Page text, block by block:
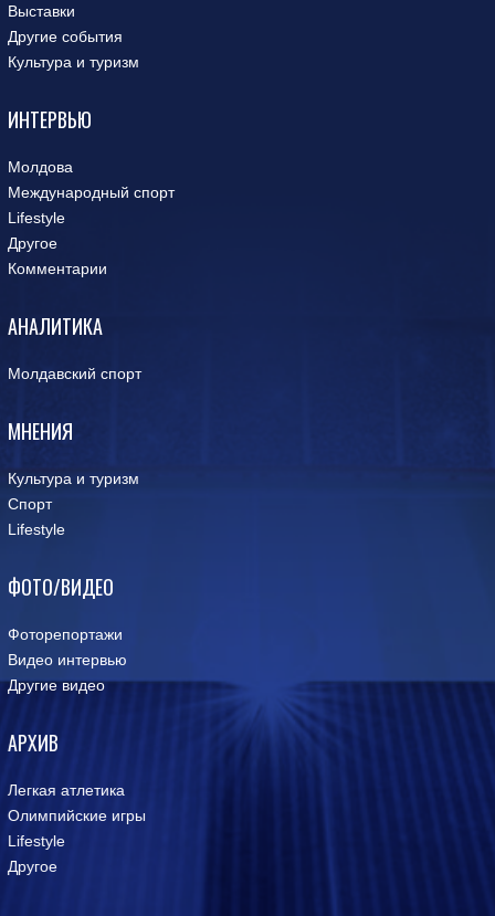
Выставки
Другие события
Культура и туризм
ИНТЕРВЬЮ
Молдова
Международный спорт
Lifestyle
Другое
Комментарии
АНАЛИТИКА
Молдавский спорт
МНЕНИЯ
Культура и туризм
Спорт
Lifestyle
ФОТО/ВИДЕО
Фоторепортажи
Видео интервью
Другие видео
АРХИВ
Легкая атлетика
Олимпийские игры
Lifestyle
Другое